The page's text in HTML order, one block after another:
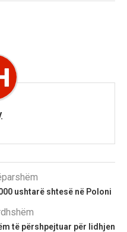
ushtarë shtesë në Poloni
të përshpejtuar për lidhjen